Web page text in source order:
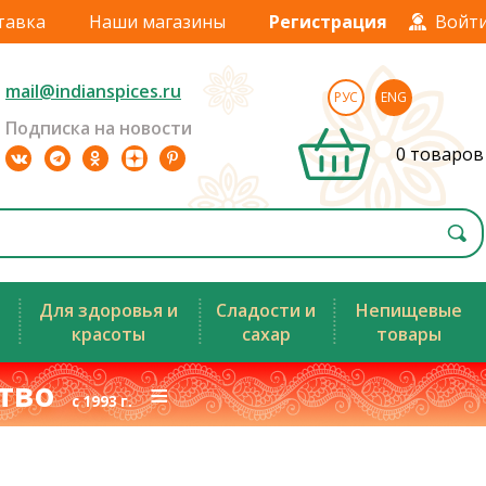
Наши магазины Регистрация
mail@indianspices.ru
Подписка на новости
РУС ENG
0 товаров
Для здоровья и
красоты
Сладости и
сахар
Непищевые
товары
с 1993 г.≡